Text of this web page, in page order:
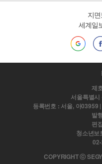
지
세계일
제
서울특별
등록번호 : 서울, 아03959
발
편
청소년보
COPYRIGHT ⓒ